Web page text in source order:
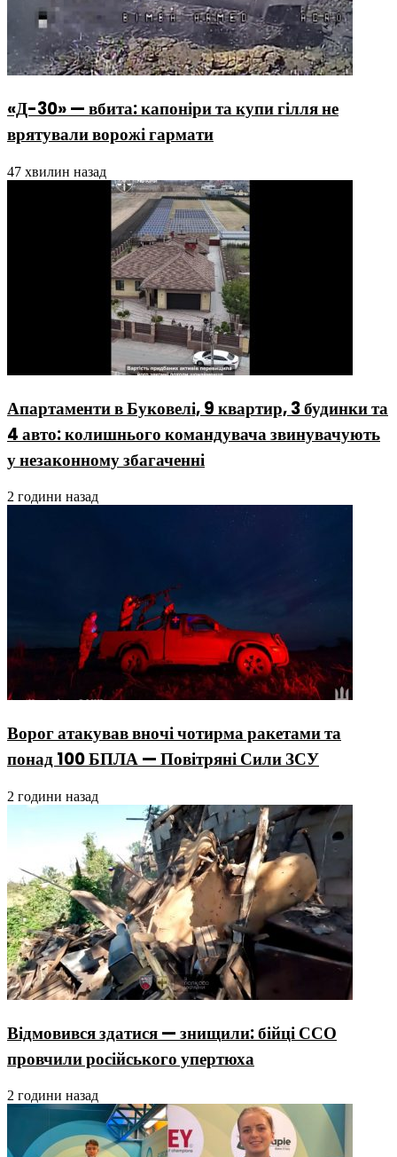
«Д-30» — вбита: капоніри та купи гілля не
врятували ворожі гармати
47 хвилин назад
Апартаменти в Буковелі, 9 квартир, 3 будинки та
4 авто: колишнього командувача звинувачують
у незаконному збагаченні
2 години назад
Ворог атакував вночі чотирма ракетами та
понад 100 БПЛА — Повітряні Сили ЗСУ
2 години назад
Відмовився здатися — знищили: бійці ССО
провчили російського упертюха
2 години назад